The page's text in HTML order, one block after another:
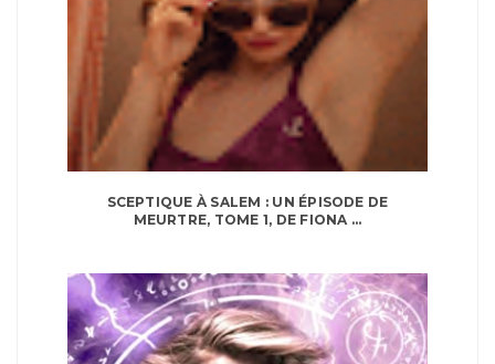
SCEPTIQUE À SALEM : UN ÉPISODE DE
MEURTRE, TOME 1, DE FIONA ...